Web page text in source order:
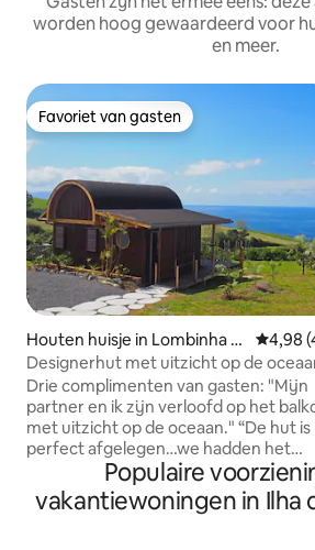
worden hoog gewaardeerd voor
en meer.
Favoriet van gasten
Favoriet van gasten
Houten huisje in Lombinha d
a Maia
4,98
Designerhut met uitzicht op de
Drie complimenten van gasten: "Mijn
partner en ik zijn verloofd op het
met uitzicht op de oceaan." “De hut is
perfect afgelegen…we hadden het
gevoel dat we in onze eigen bubbel
zaten!!" "Hosts doen er alles aan om hun
gasten een onvergetelijk verblijf te
Populaire
vakantiewoningen in Ilha